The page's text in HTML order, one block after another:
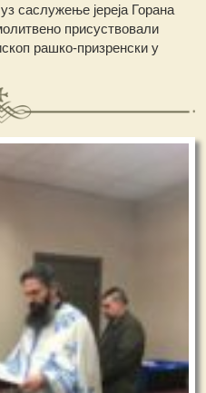
саслужење јереја Горана
присуствовали
рашко-призренски у